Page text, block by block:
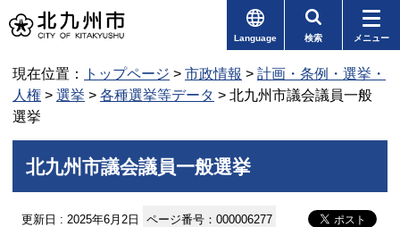
Language 検索 メニュー
現在位置： トップページ > 市政情報 > 計画・条例・選挙・
人権 > 選挙 > 各種選挙等データ > 北九州市議会議員一般
選挙
北九州市議会議員一般選挙
更新日 : 2025年6月2日 ページ番号：000006277